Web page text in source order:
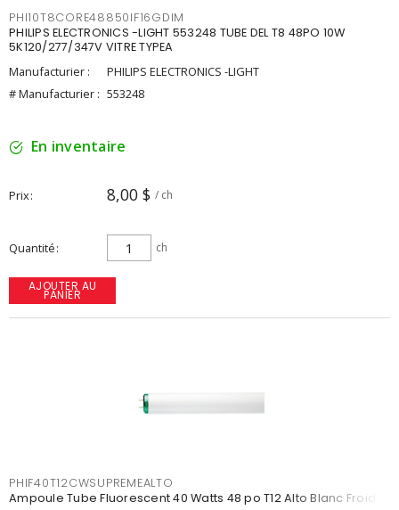
PHI10T8CORE48850IF16GDIM
PHILIPS ELECTRONICS -LIGHT 553248 TUBE DEL T8 48PO 10W
5K120/277/347V VITRE TYPEA
Manufacturier :
PHILIPS ELECTRONICS -LIGHT
# Manufacturier : 553248
En inventaire
Prix 8,00 $ / ch
Quantité ch
AJOUTER AU
PANIER
PHIF40T12CWSUPREMEALTO
Ampoule Tube Fluorescent 40 Watts 48 po T12 Alto Blanc Froid